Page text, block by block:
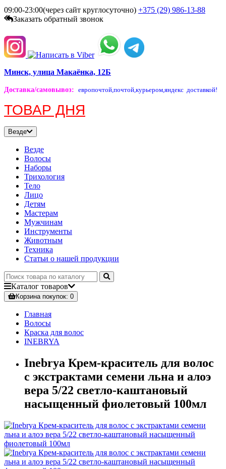
09:00-23:00(через сайт круглосуточно) +375 (29) 986-13-88
Заказать обратный звонок
Минск, улица Макаёнка, 12Б
Доставка/самовывоз: европочтой,почтой,курьером,яндекс доставкой!
ТОВАР ДНЯ
Везде
Везде
Волосы
Наборы
Трихология
Тело
Лицо
Детям
Мастерам
Мужчинам
Инструменты
Животным
Техника
Статьи о нашей продукции
Каталог товаров
Корзинапокупок: 0
Главная
Волосы
Краска для волос
INEBRYA
Inebrya Крем-краситель для волос
с экстрактами семени льна и алоэ
вера 5/22 светло-каштановый
насыщенный фиолетовый 100мл